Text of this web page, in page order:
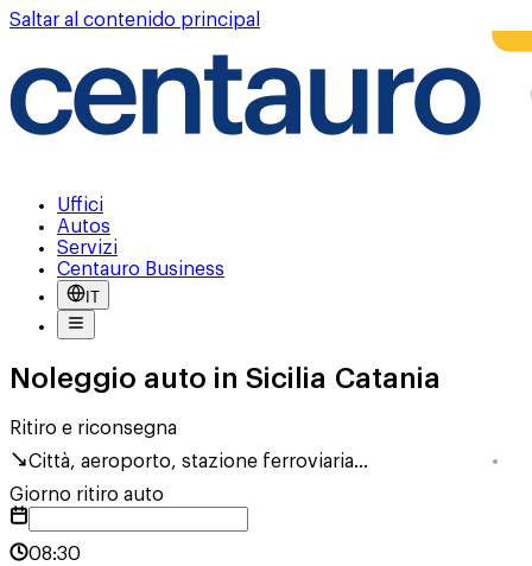
Saltar al contenido principal
Uffici
Autos
Servizi
Centauro Business
IT
Noleggio auto in Sicilia Catania
Ritiro e riconsegna
Città, aeroporto, stazione ferroviaria...
Giorno ritiro auto
08:30